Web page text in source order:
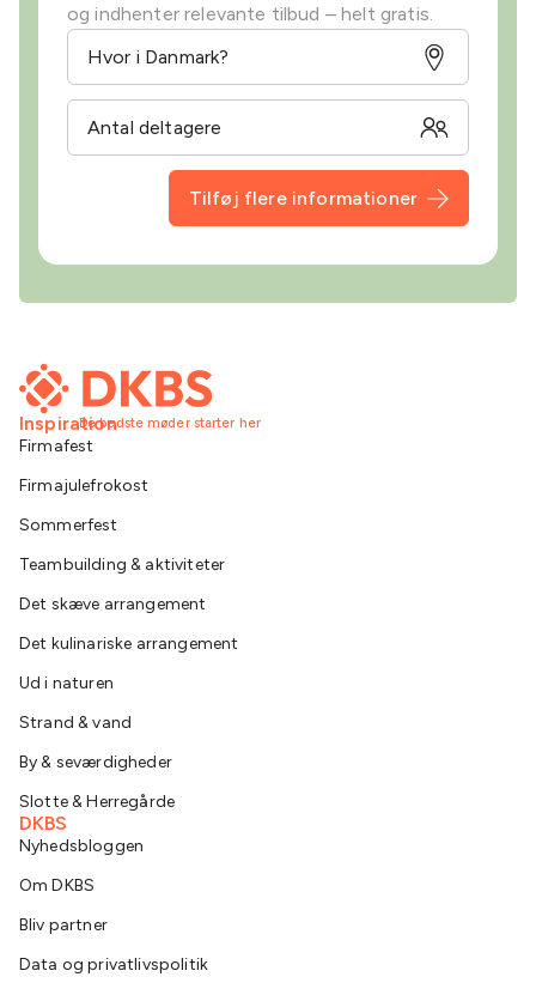
og indhenter relevante tilbud – helt gratis.
Tilføj flere informationer
De bedste møder starter her
Inspiration
Firmafest
Firmajulefrokost
Sommerfest
Teambuilding & aktiviteter
Det skæve arrangement
Det kulinariske arrangement
Ud i naturen
Strand & vand
By & seværdigheder
Slotte & Herregårde
DKBS
Nyhedsbloggen
Om DKBS
Bliv partner
Data og privatlivspolitik